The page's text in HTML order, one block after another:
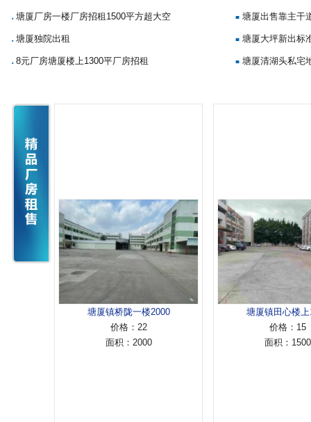
■塘厦厂房一楼厂房招租1500平方超大空
■塘厦独院出租
■8元厂房塘厦楼上1300平厂房招租
■ 塘厦出售靠主干
■ 塘厦大坪新出标
■ 塘厦清湖头私宅
塘厦镇桥陇一楼2000
价格：22
面积：2000
塘厦镇田心楼上1500
价格：15
面积：1500